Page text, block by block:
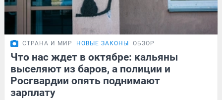
СТРАНА И МИР НОВЫЕ ЗАКОНЫ ОБЗОР
Что нас ждет в октябре: кальяны
выселяют из баров, а полиции и
Росгвардии опять поднимают
зарплату